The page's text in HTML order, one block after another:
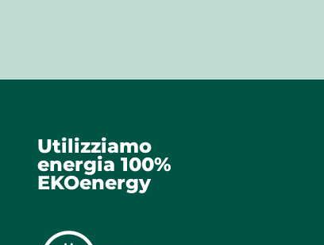
Utilizziamo
energia 100%
EKOenergy